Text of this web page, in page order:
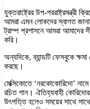
যুক্তরাষ্ট্রের উপ-পররাষ্ট্রমন্ত্রী
আমরা এমন লোকদের স্বাগত
ট্রাম্প প্রশাসনে আমরা আমাদের
করি।
অন্যদিকে, ব্যান্ডটি ফেসবুকে
করছে।
মেক্সিকোতে ‘নরকোকোরিদো’
রচিত গান। ঐতিহ্যবাহী
উৎপত্তি হলেও সময়ের সাথে সাথে